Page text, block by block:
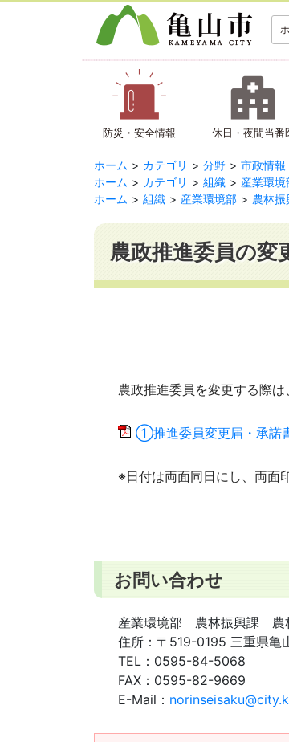
防災・安全情報 休日・夜間当番
ホーム カテゴリ 分野 市政情報
ホーム
カテゴリ 組織 産業環境
ホーム
組織 産業環境部 農林振
農政推進委員の変
農政推進委員を変更する際は
①推進委員変更届・承諾
※日付は両面同日にし、両面
お問い合わせ
産業環境部 農林振興課 農
住所： 〒519-0195 三重県亀
TEL： 0595-84-5068
FAX： 0595-82-9669
E-Mail：